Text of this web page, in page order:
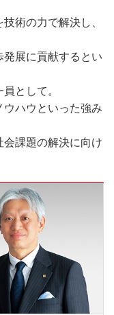
術の力で解決し、
展に貢献するとい
として。
ハウといった強み
課題の解決に向け